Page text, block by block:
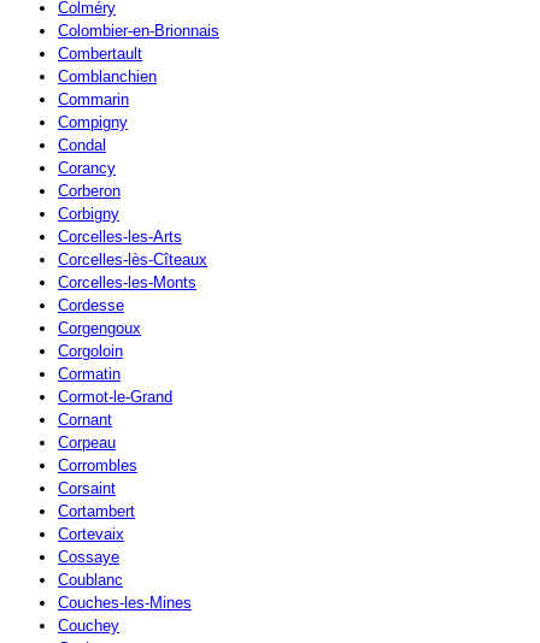
Colméry
Colombier-en-Brionnais
Combertault
Comblanchien
Commarin
Compigny
Condal
Corancy
Corberon
Corbigny
Corcelles-les-Arts
Corcelles-lès-Cîteaux
Corcelles-les-Monts
Cordesse
Corgengoux
Corgoloin
Cormatin
Cormot-le-Grand
Cornant
Corpeau
Corrombles
Corsaint
Cortambert
Cortevaix
Cossaye
Coublanc
Couches-les-Mines
Couchey